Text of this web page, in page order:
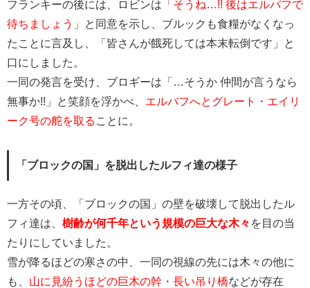
フランキーの後には、ロビンは「 そうね…!! 後はエルバフで
待ちましょう 」と同意を示し、ブルックも食糧がなくなっ
たことに言及し、「皆さんが餓死しては本末転倒です」と
口にしました。
一同の発言を受け、ブロギーは「…そうか 仲間が言うなら
無事か!!」と笑顔を浮かべ、 エルバフへとグレート・エイリ
ーク号の舵を取る ことに。
「ブロックの国」を脱出したルフィ達の様子
一方その頃、「ブロックの国」の壁を破壊して脱出したル
フィ達は、 樹齢が何千年という規模の巨大な木々 を目の当
たりにしていました。
雪が降るほどの寒さの中、一同の視線の先には木々の他に
も、 山に見紛うほどの巨木の幹・長い吊り橋などが存在